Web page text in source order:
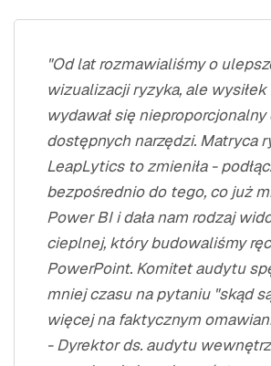
"Od lat rozmawialiśmy o
wizualizacji ryzyka, ale
wydawał się nieproporcjonalny
dostępnych narzędzi. Matryca
LeapLytics to zmieniła -
bezpośrednio do tego, co już
Power BI i dała nam rodzaj
cieplnej, który budowaliśmy
PowerPoint. Komitet audytu
mniej czasu na pytaniu "skąd
więcej na faktycznym
- Dyrektor ds. audytu